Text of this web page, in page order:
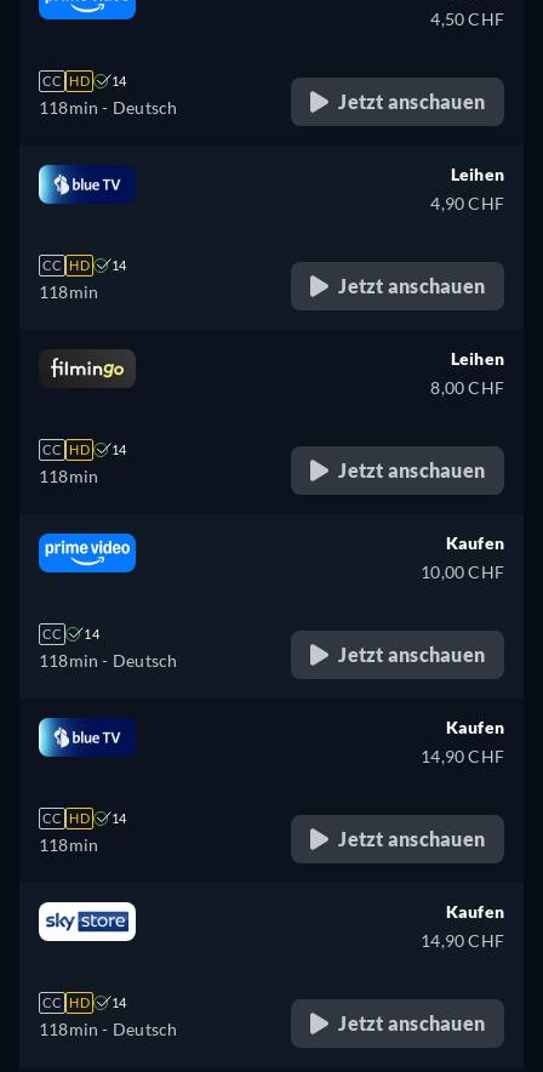
CC HD 14
118min - Deutsch
4,50 CHF
Jetzt anschauen
CC HD 14
118min
Leihen
4,90 CHF
Jetzt anschauen
CC HD 14
118min
Leihen
8,00 CHF
Jetzt anschauen
CC 14
118min - Deutsch
Kaufen
10,00 CHF
Jetzt anschauen
CC HD 14
118min
Kaufen
14,90 CHF
Jetzt anschauen
CC HD 14
118min - Deutsch
Kaufen
14,90 CHF
Jetzt anschauen